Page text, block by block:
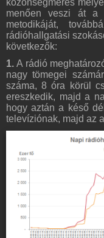
Online rádió készítés
Készítés lépésről lépésre
közönségmérés
menően veszi át a
metodikáját,
rádióhallgatási
következők:
1. A rádió
nagy tömegei
száma, 8 óra körül
ereszkedik, majd a
hogy aztán a késő
televíziónak, majd az